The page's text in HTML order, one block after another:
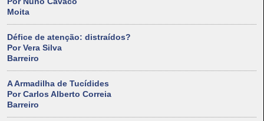
Moita
Défice de atenção: distraídos?
Por Vera Silva
Barreiro
A Armadilha de Tucídides
Por Carlos Alberto Correia
Barreiro